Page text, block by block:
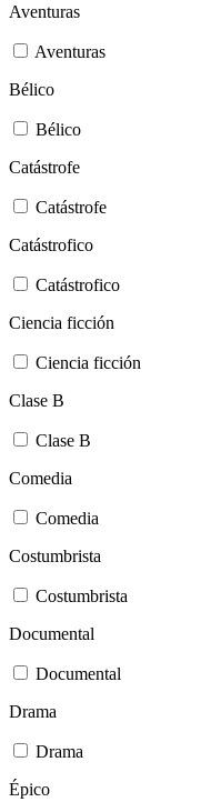
Aventuras
Aventuras
Bélico
Bélico
Catástrofe
Catástrofe
Catástrofico
Catástrofico
Ciencia ficción
Ciencia ficción
Clase B
Clase B
Comedia
Comedia
Costumbrista
Costumbrista
Documental
Documental
Drama
Drama
Épico